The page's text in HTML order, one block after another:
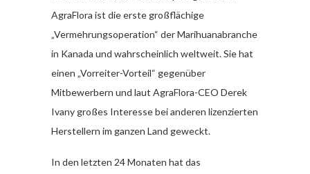
AgraFlora ist die erste großflächige
„Vermehrungsoperation“ der Marihuanabranche
in Kanada und wahrscheinlich weltweit. Sie hat
einen „Vorreiter-Vorteil“ gegenüber
Mitbewerbern und laut AgraFlora-CEO Derek
Ivany großes Interesse bei anderen lizenzierten
Herstellern im ganzen Land geweckt.
In den letzten 24 Monaten hat das